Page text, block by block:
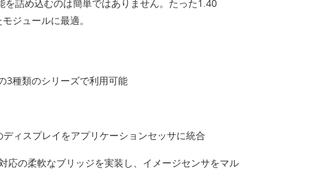
詰め込むのは簡単ではありません。たった1.40
ジュールに最適。
3種類のシリーズで利用可能
ィスプレイをアプリケーションセッサに統合
応の柔軟なブリッジを実装し、イメージセンサをマル